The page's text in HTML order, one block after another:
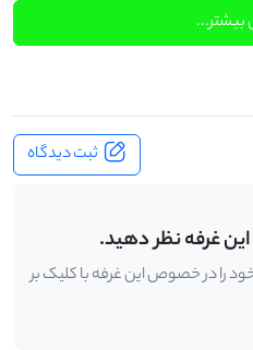
ثبت دیدگاه
غرفه نظر دهید.
را در خصوص این غرفه با کلیک بر